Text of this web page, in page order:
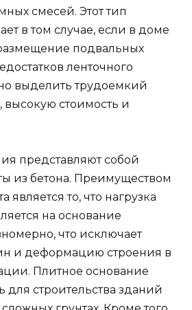
смесей. Этот тип
в том случае, если в доме
подвальных
ленточного
выделить трудоемкий
высокую стоимость и
представляют собой
из бетона. Преимуществом
является то, что нагрузка
на основание
что исключает
и деформацию строения в
Плитное основание
строительства зданий